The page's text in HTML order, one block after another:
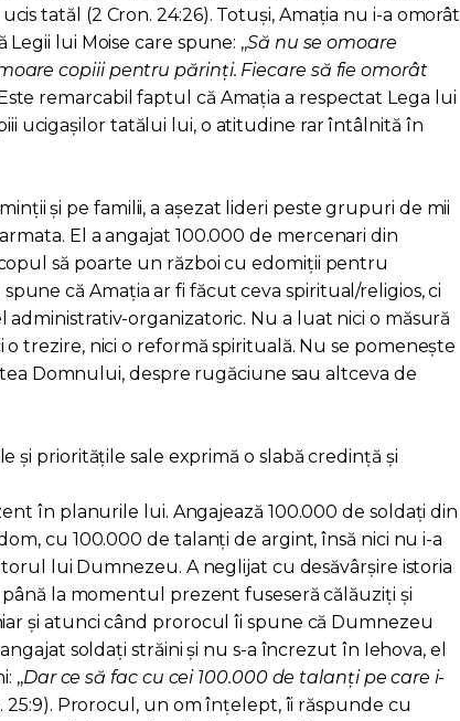
tatăl (2 Cron. 24:26). Totuși, Amația nu i-a omorât
lui Moise care spune: ,,Să nu se omoare
copiii pentru părinți. Fiecare să fie omorât
Este remarcabil faptul că Amația a respectat Lega lui
ucigașilor tatălui lui, o atitudine rar întâlnită în
și pe familii, a așezat lideri peste grupuri de mii
El a angajat 100.000 de mercenari din
să poarte un război cu edomiții pentru
că Amația ar fi făcut ceva spiritual/religios, ci
administrativ-organizatoric. Nu a luat nici o măsură
trezire, nici o reformă spirituală. Nu se pomenește
Domnului, despre rugăciune sau altceva de
și prioritățile sale exprimă o slabă credință și
în planurile lui. Angajează 100.000 de soldați din
cu 100.000 de talanți de argint, însă nici nu i-a
lui Dumnezeu. A neglijat cu desăvârșire istoria
la momentul prezent fuseseră călăuziți și
și atunci când prorocul îi spune că Dumnezeu
soldați străini și nu s-a încrezut în Iehova, el
,,Dar ce să fac cu cei 100.000 de talanți pe care i-
25:9). Prorocul, un om înțelept, îi răspunde cu